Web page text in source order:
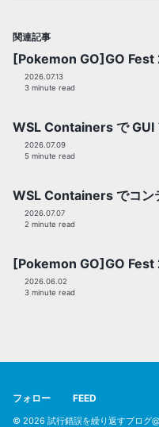
関連記事
[Pokemon GO]GO Fest
2026.07.13
3 minute read
WSL Containers で GUI
2026.07.09
5 minute read
WSL Containers でコン
2026.07.07
2 minute read
[Pokemon GO]GO Fest
2026.06.02
3 minute read
フォロー FEED
© 2026 試行錯誤を繰り返すブログ